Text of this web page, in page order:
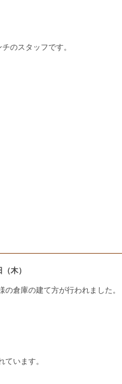
のスタッフです。
木）
倉庫の建て方が行われました。
います。